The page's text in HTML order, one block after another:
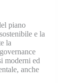
piano
e la
la
moderni ed
anche